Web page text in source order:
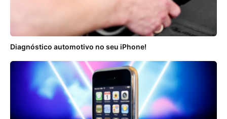
Diagnóstico automotivo no seu iPhone!